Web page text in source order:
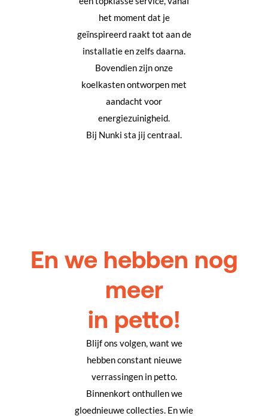
het moment dat je
geïnspireerd raakt tot aan de
installatie en zelfs daarna.
Bovendien zijn onze
koelkasten ontworpen met
aandacht voor
energiezuinigheid.
Bij Nunki sta jij centraal.
En we hebben nog
meer
in petto!
Blijf ons volgen, want we
hebben constant nieuwe
verrassingen in petto.
Binnenkort onthullen we
gloednieuwe collecties. En wie